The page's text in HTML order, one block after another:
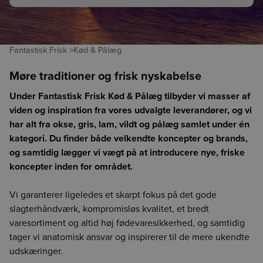
Fantastisk Frisk>Kød & Pålæg
Møre traditioner og frisk nyskabelse
Under Fantastisk Frisk Kød & Pålæg tilbyder vi masser af
viden og inspiration fra vores udvalgte leverandører, og vi
har alt fra okse, gris, lam, vildt og pålæg samlet under én
kategori. Du finder både velkendte koncepter og brands,
og samtidig lægger vi vægt på at introducere nye, friske
koncepter inden for området.
Vi garanterer ligeledes et skarpt fokus på det gode
slagterhåndværk, kompromisløs kvalitet, et bredt
varesortiment og altid høj fødevaresikkerhed, og samtidig
tager vi anatomisk ansvar og inspirerer til de mere ukendte
udskæringer.